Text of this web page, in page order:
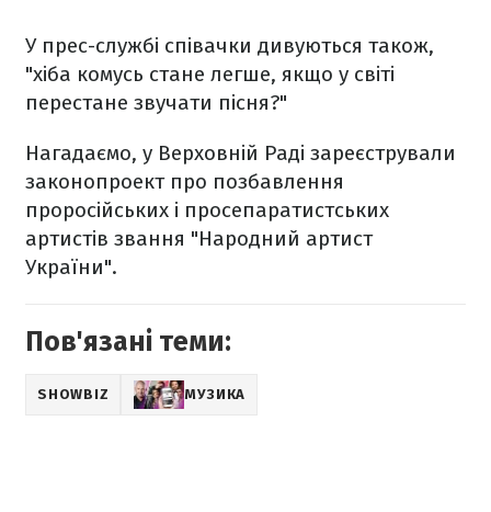
У прес-службі співачки дивуються також,
"хіба комусь стане легше, якщо у світі
перестане звучати пісня?"
Нагадаємо, у Верховній Раді зареєстрували
законопроект про позбавлення
проросійських і просепаратистських
артистів звання "Народний артист
України".
Пов'язані теми:
SHOWBIZ МУЗИКА